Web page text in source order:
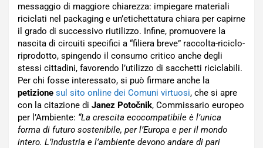
messaggio di maggiore chiarezza: impiegare materiali
riciclati nel packaging e un’etichettatura chiara per capirne
il grado di successivo riutilizzo. Infine, promuovere la
nascita di circuiti specifici a “filiera breve” raccolta-riciclo-
riprodotto, spingendo il consumo critico anche degli
stessi cittadini, favorendo l’utilizzo di sacchetti riciclabili.
Per chi fosse interessato, si può firmare anche la
petizione sul sito online dei Comuni virtuosi, che si apre
con la citazione di Janez Potočnik, Commissario europeo
per l’Ambiente: “La crescita ecocompatibile è l’unica
forma di futuro sostenibile, per l’Europa e per il mondo
intero. L’industria e l’ambiente devono andare di pari